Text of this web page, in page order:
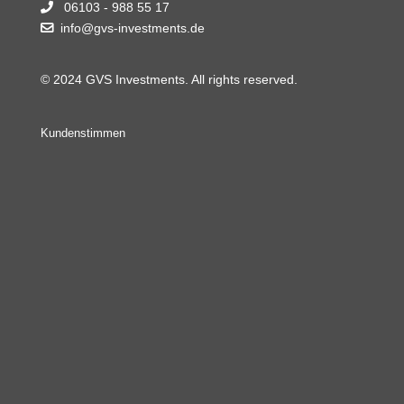
06103 - 988 55 17
info@gvs-investments.de
© 2024 GVS Investments. All rights reserved.
Kundenstimmen